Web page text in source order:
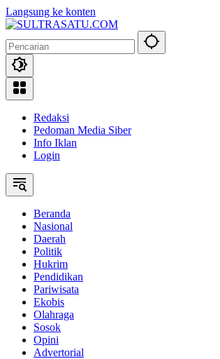
Langsung ke konten
Redaksi
Pedoman Media Siber
Info Iklan
Login
Beranda
Nasional
Daerah
Politik
Hukrim
Pendidikan
Pariwisata
Ekobis
Olahraga
Sosok
Opini
Advertorial